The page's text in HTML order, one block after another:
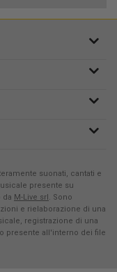
suonati, cantati e
presente su
da M-Live srl. Sono
e rielaborazione di una
registrazione di una
presente all'interno dei file